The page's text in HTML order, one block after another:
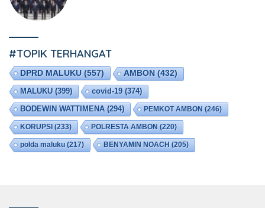
#TOPIK TERHANGAT
DPRD MALUKU(557) AMBON (432)
MALUKU(399) covid-19(374)
BODEWIN WATTIMENA (294) PEMKOT AMBON (246)
KORUPSI (233) POLRESTA AMBON (220)
polda maluku (217) BENYAMIN NOACH (205)